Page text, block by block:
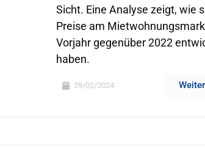
Sicht. Eine Analyse zeigt, wie
Preise am
Vorjahr gegenüber 2022
haben.
29/02/2024